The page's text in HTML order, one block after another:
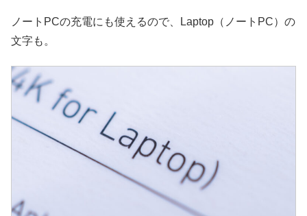
ノートPCの充電にも使えるので、Laptop（ノートPC）の
文字も。